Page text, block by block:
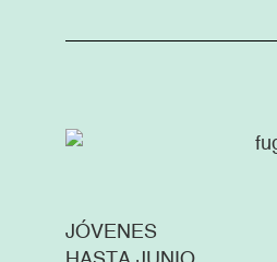
JÓVENES